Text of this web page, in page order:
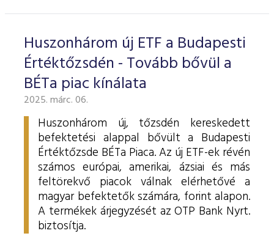
Huszonhárom új ETF a Budapesti
Értéktőzsdén - Tovább bővül a
BÉTa piac kínálata
2025. márc. 06.
Huszonhárom új, tőzsdén kereskedett
befektetési alappal bővült a Budapesti
Értéktőzsde BÉTa Piaca. Az új ETF-ek révén
számos európai, amerikai, ázsiai és más
feltörekvő piacok válnak elérhetővé a
magyar befektetők számára, forint alapon.
A termékek árjegyzését az OTP Bank Nyrt.
biztosítja.